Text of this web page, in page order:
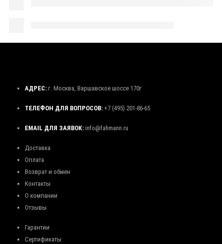
АДРЕС: г. Москва, Варшавское шоссе 170г
ТЕЛЕФОН ДЛЯ ВОПРОСОВ: +7 (495) 201-86-65
EMAIL ДЛЯ ЗАЯВОК: info@fahmann.ru
Доставка
Оплата
Возврат и обмен
Контакты
О компании
Отзывы
Гарантии
Сертификаты